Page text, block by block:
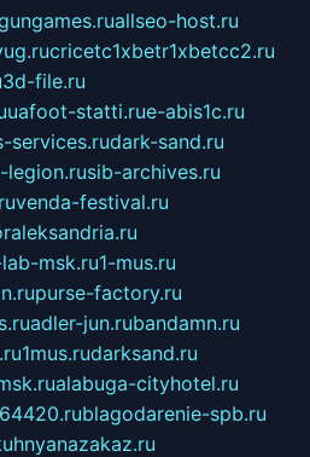
allseo-host.ru
cricetc1xbetr1xbetcc2.ru
3d-file.ru
uafoot-statti.rue-abis1c.ru
services.rudark-sand.ru
legion.rusib-archives.ru
venda-festival.ru
msk.ru1-mus.ru
purse-factory.ru
adler-jun.rubandamn.ru
1mus.rudarksand.ru
alabuga-cityhotel.ru
blagodarenie-spb.ru